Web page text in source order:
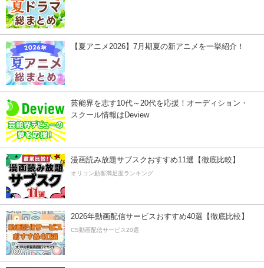
【夏アニメ2026】7月期夏の新アニメを一挙紹介！
芸能界を志す10代～20代を応援！オーディション・
スクール情報はDeview
漫画読み放題サブスクおすすめ11選【徹底比較】
オリコン顧客満足度ランキング
2026年動画配信サービスおすすめ40選【徹底比較】
CS動画配信サービス20選